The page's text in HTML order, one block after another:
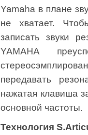
Yamaha в плане
не хватает.
записать звуки
YAMAHA
передавать
нажатая клавиша
основной частоты.
Технология